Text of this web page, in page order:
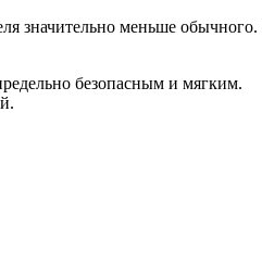
значительно меньше
безопасным и мягким.